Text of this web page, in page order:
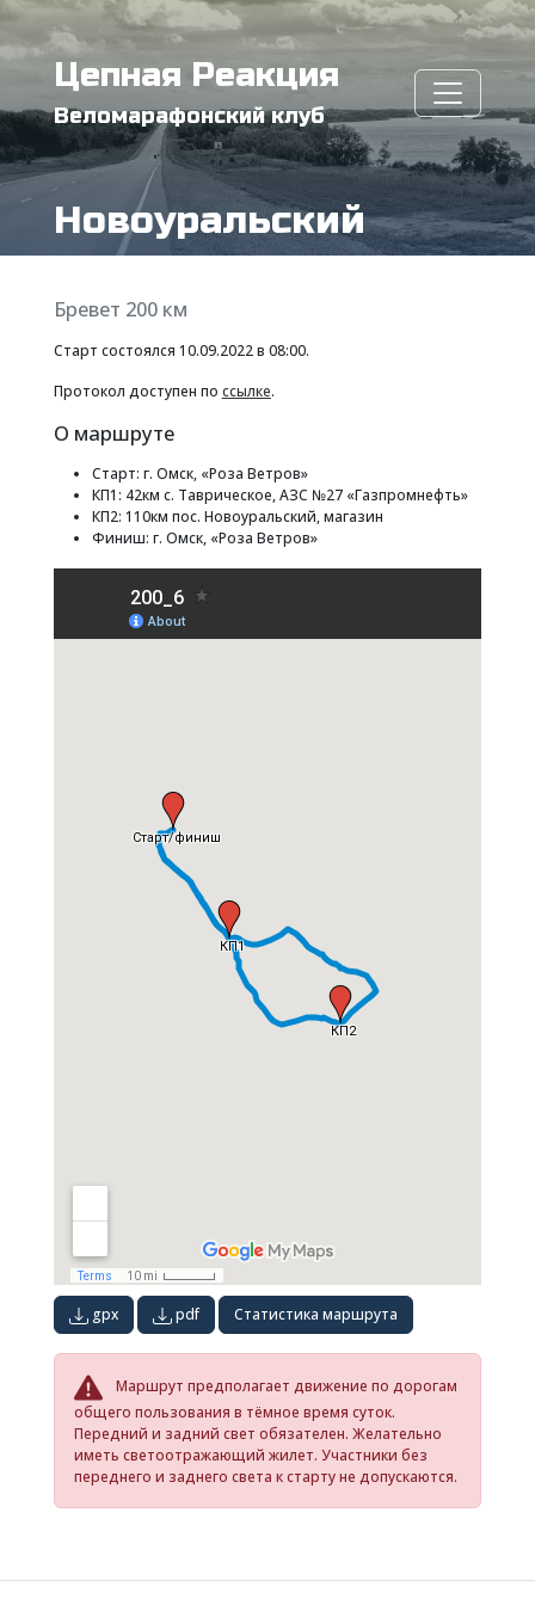
Цепная Реакция
Веломарафонский клуб
Новоуральский
Бревет 200 км
Старт состоялся 10.09.2022 в 08:00.
Протокол доступен по ссылке.
О маршруте
Старт: г. Омск, «Роза Ветров»
КП1: 42км с. Таврическое, АЗС №27 «Газпромнефть»
КП2: 110км пос. Новоуральский, магазин
Финиш: г. Омск, «Роза Ветров»
gpx pdf Статистика маршрута
Маршрут предполагает движение по дорогам
общего пользования в тёмное время суток.
Передний и задний свет обязателен. Желательно
иметь светоотражающий жилет. Участники без
переднего и заднего света к старту не допускаются.